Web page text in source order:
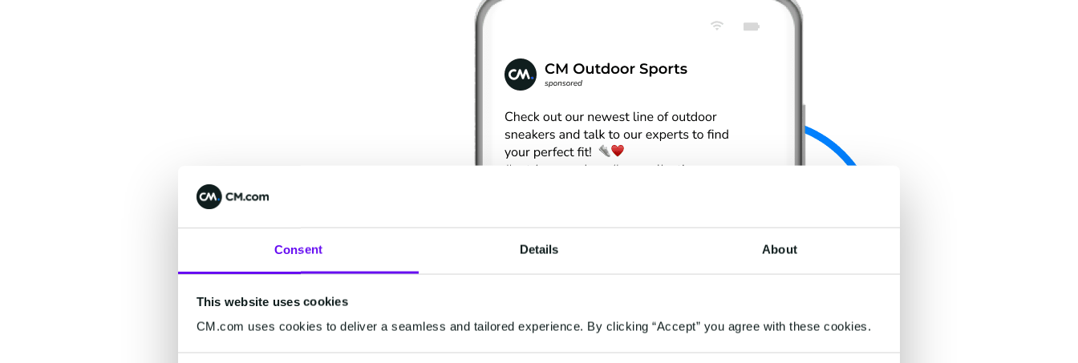
Consent Details About
This website uses cookies
CM.com uses cookies to deliver a seamless and tailored experience. By clicking “Accept” you agree with these cookies.